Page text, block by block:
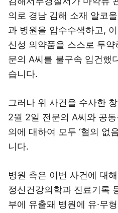
의로 경남 김해 소재 알코
과 병원을 압수수색하고,
신성 의약품을 스스로 투
문의 A씨를 불구속 입건했
습니다.
그러나 위 사건을 수사한
2월 2일 전문의 A씨와 공
의에 대하여 모두 ‘혐의 없
니다.
병원 측은 이번 사건에 대
정신건강의학과 진료기록
부에 유출돼 병원에 유·무